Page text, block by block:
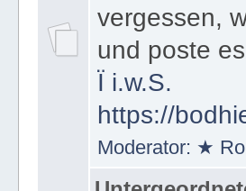
vergessen,
und poste
Ï i.w.S.
https://
Moderator: ★